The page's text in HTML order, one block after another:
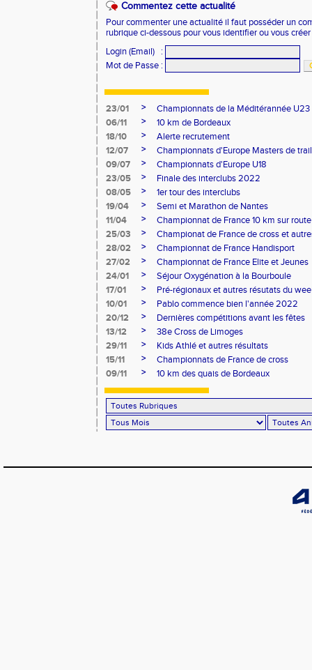
Commentez cette actualité
Pour commenter une actualité il faut posséder un
rubrique ci-dessous pour vous identifier ou vous
Login (Email)
:
Mot de Passe :
23/01 >
Championnats de la Méditérannée U23
06/11
>
10 km de Bordeaux
18/10
>
Alerte recrutement
12/07
>
Championnats d'Europe Masters de trail
09/07
>
Championnats d'Europe U18
23/05
>
Finale des interclubs 2022
08/05
>
1er tour des interclubs
19/04
>
Semi et Marathon de Nantes
11/04
>
Championnat de France 10 km sur route
25/03
>
Championat de France de cross et
28/02
>
Championnat de France Handisport
27/02
>
Championnat de France Elite et Jeunes
24/01
>
Séjour Oxygénation à la Bourboule
17/01
>
Pré-régionaux et autres résutats du
10/01
>
Pablo commence bien l'année 2022
20/12
>
Dernières compétitions avant les fêtes
13/12
>
38e Cross de Limoges
29/11
>
Kids Athlé et autres résultats
15/11
>
Championnats de France de cross
09/11
> 10 km des quais de Bordeaux